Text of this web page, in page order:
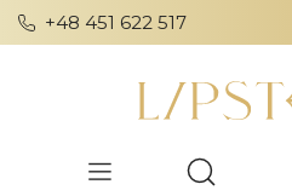
+48 451 622 517
Otwórz